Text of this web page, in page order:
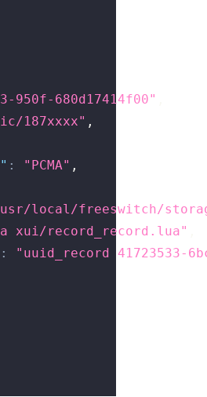
950f-680d17414f00"
187xxxx" ,
: "PCMA" ,
local/freeswitch/
xui/record_record.lua"
:
"uuid_record 41723533-